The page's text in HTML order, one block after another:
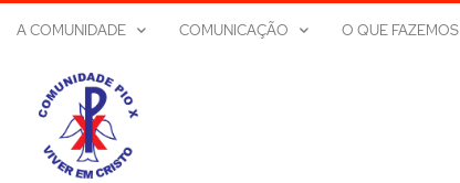
A COMUNIDADE COMUNICAÇÃO O QUE FAZEMOS